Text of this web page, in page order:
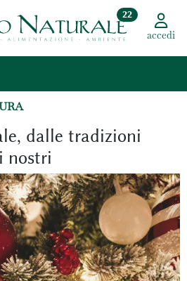
22
accedi
dalle tradizioni
nostri